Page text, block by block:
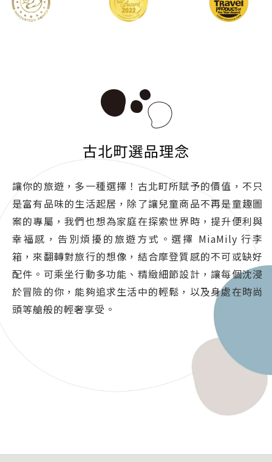
讓你的旅遊，多一種選擇！古北町所賦予的價值，不只
是富有品味的生活起居，除了讓兒童商品不再是童趣圖
案的專屬，我們也想為家庭在探索世界時，提升便利與
幸福感，告別煩擾的旅遊方式。選擇 MiaMily 行李
箱，來翻轉對旅行的想像，結合摩登質感的不可或缺好
配件。可乘坐行動多功能、精緻細節設計，讓每個沈浸
於冒險的你，能夠追求生活中的輕鬆，以及身處在時尚
頭等艙般的輕奢享受。